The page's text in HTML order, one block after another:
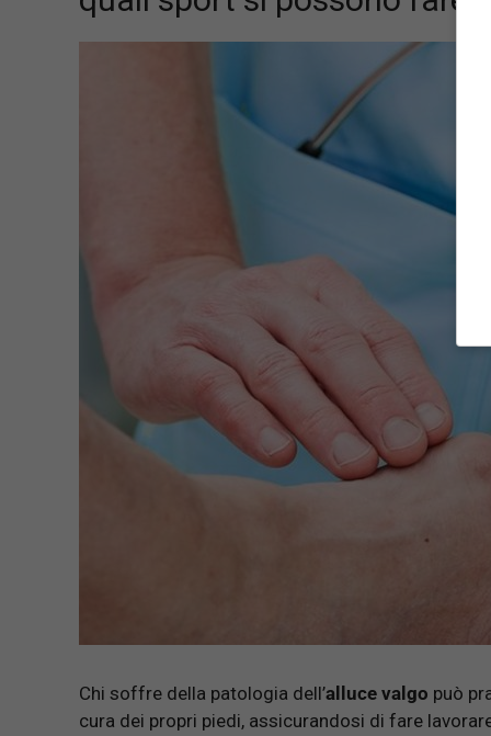
Chi soffre della patologia dell’alluce valgo può
cura dei propri piedi, assicurandosi di fare